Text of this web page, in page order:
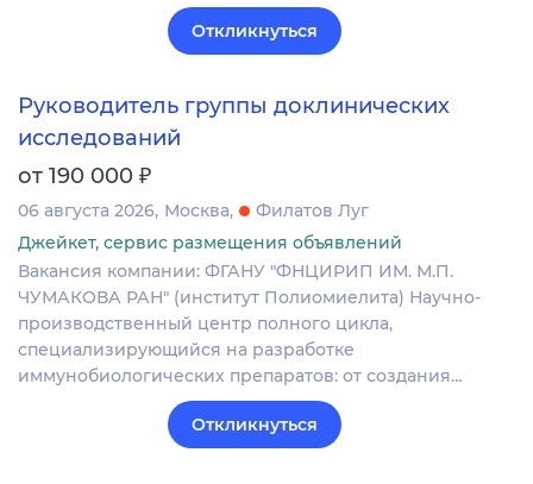
Откликнуться
Руководитель группы доклинических
исследований
от 190 000 ₽
06 августа 2026 Москва
Филатов Луг
Джейкет, сервис размещения объявлений
Вакансия компании: ФГАНУ "ФНЦИРИП ИМ. М.П.
ЧУМАКОВА РАН" (институт Полиомиелита) Научно-
производственный центр полного цикла,
специализирующийся на разработке
иммунобиологических препаратов: от создания…
Откликнуться